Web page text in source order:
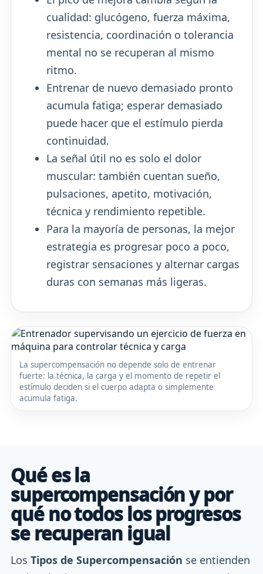
cualidad: glucógeno, fuerza máxima,
resistencia, coordinación o tolerancia
mental no se recuperan al mismo
ritmo.
Entrenar de nuevo demasiado pronto
acumula fatiga; esperar demasiado
puede hacer que el estímulo pierda
continuidad.
La señal útil no es solo el dolor
muscular: también cuentan sueño,
pulsaciones, apetito, motivación,
técnica y rendimiento repetible.
Para la mayoría de personas, la mejor
estrategia es progresar poco a poco,
registrar sensaciones y alternar cargas
duras con semanas más ligeras.
La supercompensación no depende solo de entrenar
fuerte: la técnica, la carga y el momento de repetir el
estímulo deciden si el cuerpo adapta o simplemente
acumula fatiga.
Qué es la
supercompensación y por
qué no todos los progresos
se recuperan igual
Los Tipos de Supercompensación se entienden